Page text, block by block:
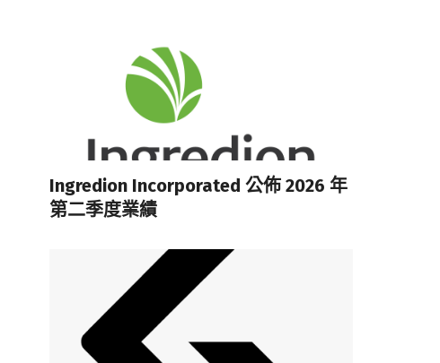
Ingredion Incorporated 公佈 2026 年
第二季度業績